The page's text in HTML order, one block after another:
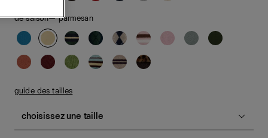
de saison— parmesan
guide des tailles
choisissez une taille